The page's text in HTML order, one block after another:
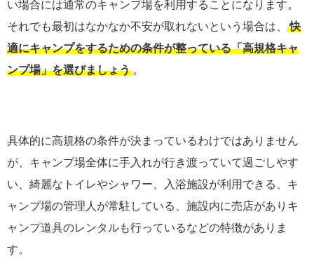
い場合には通常のキャンプ場を利用することになります。
それでも最初はなかなか不安が取れないという場合は、
快
適にキャンプをするための条件が整っている「高規格キャ
ンプ場」を選びましょう 。
具体的に高規格の条件が決まっているわけではありません
が、キャンプ場全体に手入れが行き渡っていて過ごしやす
い、綺麗なトイレやシャワー、入浴施設が利用できる、キ
ャンプ場の管理人が常駐している、施設内に売店がありキ
ャンプ道具のレンタルも行っているなどの特徴がありま
す。